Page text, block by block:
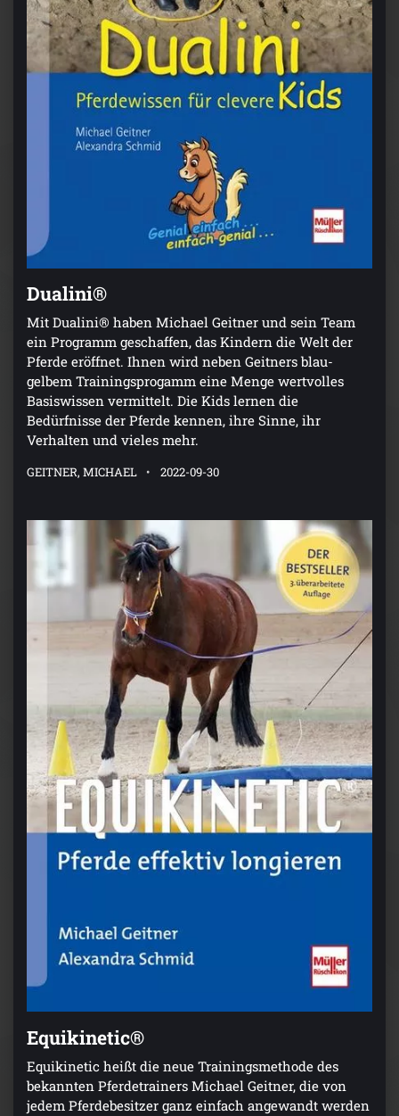
Dualini®
Mit Dualini® haben Michael Geitner und sein Team
ein Programm geschaffen, das Kindern die Welt der
Pferde eröffnet. Ihnen wird neben Geitners blau-
gelbem Trainingsprogamm eine Menge wertvolles
Basiswissen vermittelt. Die Kids lernen die
Bedürfnisse der Pferde kennen, ihre Sinne, ihr
Verhalten und vieles mehr.
GEITNER, MICHAEL 2022-09-30
Equikinetic®
Equikinetic heißt die neue Trainingsmethode des
bekannten Pferdetrainers Michael Geitner, die von
jedem Pferdebesitzer ganz einfach angewandt werden